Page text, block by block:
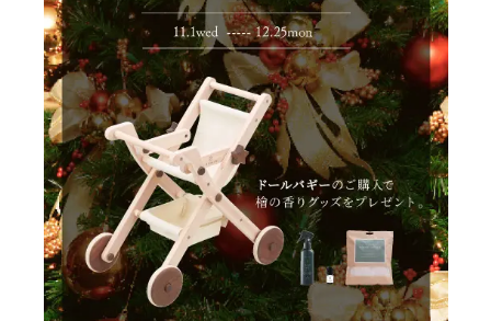
リビングデザインセンターOZONE5F セミナールー
ム
当日連絡先：090-3493-9808（担当：川田）
申込：下記リンクからLINEでお友だち追加の上、
お申込みください。
＜＜申込はこちら＞＞
※既にお友だちの方はトーク画面にて「モクション」
と話しかけてください。
ようお願い申し上げます。